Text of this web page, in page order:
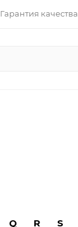
Гарантия качества
Q R S